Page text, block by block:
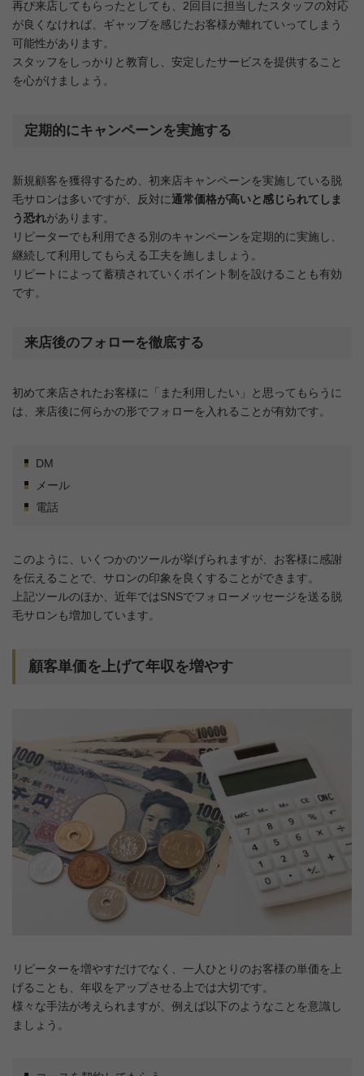
再び来店してもらったとしても、2回目に担当したスタッフの対応
が良くなければ、ギャップを感じたお客様が離れていってしまう
可能性があります。
スタッフをしっかりと教育し、安定したサービスを提供すること
を心がけましょう。
定期的にキャンペーンを実施する
新規顧客を獲得するため、初来店キャンペーンを実施している脱
毛サロンは多いですが、反対に通常価格が高いと感じられてしま
う恐れがあります。
リピーターでも利用できる別のキャンペーンを定期的に実施し、
継続して利用してもらえる工夫を施しましょう。
リピートによって蓄積されていくポイント制を設けることも有効
です。
来店後のフォローを徹底する
初めて来店されたお客様に「また利用したい」と思ってもらうに
は、来店後に何らかの形でフォローを入れることが有効です。
DM
メール
電話
このように、いくつかのツールが挙げられますが、お客様に感謝
を伝えることで、サロンの印象を良くすることができます。
上記ツールのほか、近年ではSNSでフォローメッセージを送る脱
毛サロンも増加しています。
顧客単価を上げて年収を増やす
リピーターを増やすだけでなく、一人ひとりのお客様の単価を上
げることも、年収をアップさせる上では大切です。
様々な手法が考えられますが、例えば以下のようなことを意識し
ましょう。